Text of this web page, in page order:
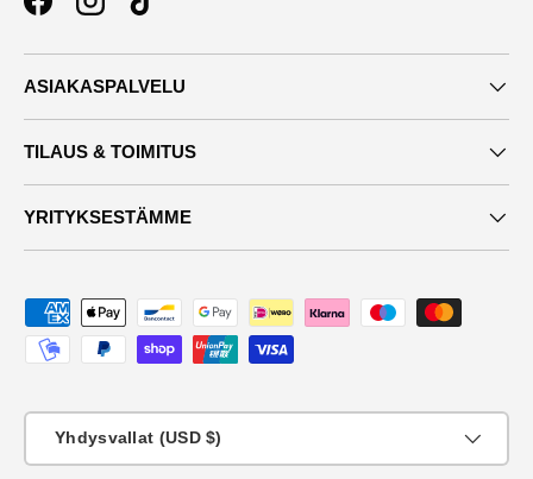
FacebookInstagramTikTok
ASIAKASPALVELU
TILAUS & TOIMITUS
YRITYKSESTÄMME
Maksutavat
Yhdysvallat (USD $)